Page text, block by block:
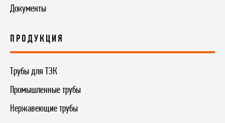
Документы
ПРОДУКЦИЯ
Трубы для ТЭК
Промышленные трубы
Нержавеющие трубы